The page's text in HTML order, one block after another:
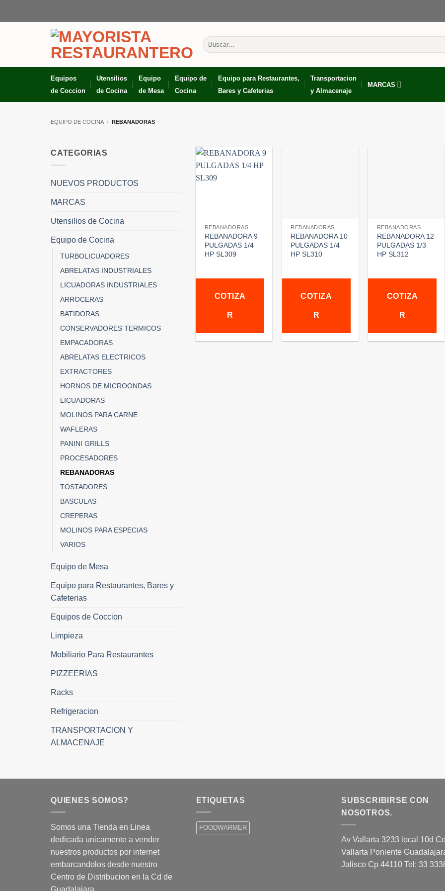
Buscar
por:
Equipos
de Coccion
Utensilios
de Cocina
Equipo
de Mesa
Equipo de
Cocina
Equipo para Restaurantes,
Bares y Cafeterias
Transportacion
y Almacenaje
MARCAS
EQUIPO DE COCINA / REBANADORAS
CATEGORIAS
NUEVOS PRODUCTOS
MARCAS
Utensilios de Cocina
Equipo de Cocina
TURBOLICUADORES
ABRELATAS INDUSTRIALES
LICUADORAS INDUSTRIALES
ARROCERAS
BATIDORAS
CONSERVADORES TERMICOS
EMPACADORAS
ABRELATAS ELECTRICOS
EXTRACTORES
HORNOS DE MICROONDAS
LICUADORAS
MOLINOS PARA CARNE
WAFLERAS
PANINI GRILLS
PROCESADORES
REBANADORAS
TOSTADORES
BASCULAS
CREPERAS
MOLINOS PARA ESPECIAS
VARIOS
Equipo de Mesa
Equipo para Restaurantes, Bares y
Cafeterias
Equipos de Coccion
Limpieza
Mobiliario Para Restaurantes
PIZZEERIAS
Racks
Refrigeracion
TRANSPORTACION Y
ALMACENAJE
REBANADORAS
REBANADORA 9
PULGADAS 1/4
HP SL309
COTIZA
R
REBANADORAS
REBANADORA 10
PULGADAS 1/4
HP SL310
COTIZA
R
REBANADORAS
REBANADORA 12
PULGADAS 1/3
HP SL312
COTIZA
R
QUIENES SOMOS?
Somos una Tienda en Linea
dedicada unicamente a vender
nuestros productos por internet
embarcandolos desde nuestro
Centro de Distribucion en la Cd de
Guadalajara.
ETIQUETAS
FOODWARMER
SUBSCRIBIRSE CON
NOSOTROS.
Av Vallarta 3233 local 10d
Vallarta Poniente
Jalisco Cp 44110 Tel: 33